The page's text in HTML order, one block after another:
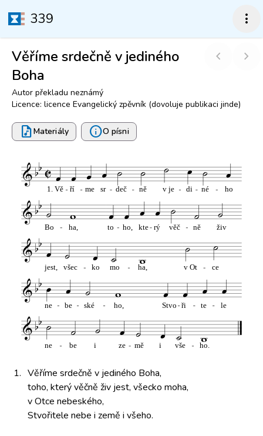
339 more_vert
Věříme srdečně v jediného
Boha
chevron_left chevron_right
Autor překladu neznámý
Licence: licence Evangelický zpěvník (dovoluje publikaci jinde)
audio_fileMateriály infoO písni
1. Věříme srdečně v jediného Boha,
toho, kterývěčně živ jest, všecko moha,
v Otce nebeského,
Stvořitele nebe i země i všeho.